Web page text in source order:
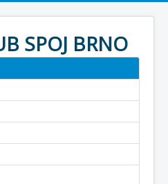
SPOJ BRNO